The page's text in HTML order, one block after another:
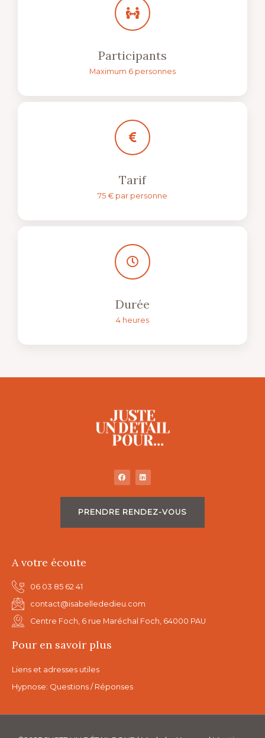
Participants
Maximum 6 personnes
Tarif
75 € par personne
Durée
4 heures
PRENDRE RENDEZ-VOUS
A votre écoute
06 03 85 62 41
contact@isabellededieu.com
Centre Foch, 6 rue Maréchal Foch, 64000 PAU
Pour en savoir plus
Liens et adresses utiles
Hypnose: Questions / Réponses